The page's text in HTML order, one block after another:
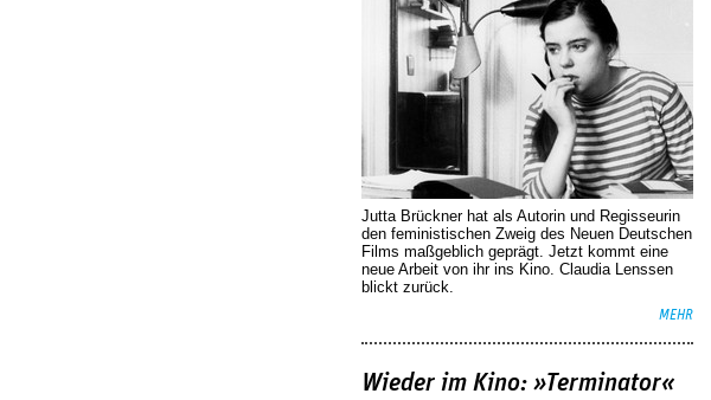
Jutta Brückner hat als Autorin und Regisseurin
den feministischen Zweig des Neuen Deutschen
Films maßgeblich geprägt. Jetzt kommt eine
neue Arbeit von ihr ins Kino. Claudia Lenssen
blickt zurück.
MEHR
Wieder im Kino: »Terminator«